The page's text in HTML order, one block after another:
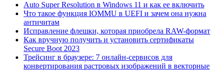
Auto Super Resolution в Windows 11 и как ее включить
Что такое функция IOMMU в UEFI и зачем она нужна
античитам
Исправление флешки, которая приобрела RAW-формат
Как вручную получить и установить сертификаты
Secure Boot 2023
Трейсинг в браузере: 7 онлайн-сервисов для
конвертирования растровых изображений в векторные